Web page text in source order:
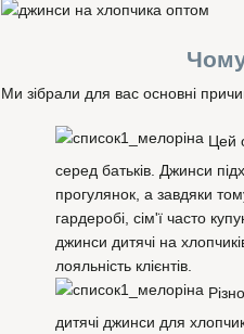
Ми зібрали для вас основні
Цей
серед батьків. Джинси
прогулянок, а завдяки
гардеробі, сім'ї часто
джинси дитячі на
лояльність клієнтів.
дитячі джинси для